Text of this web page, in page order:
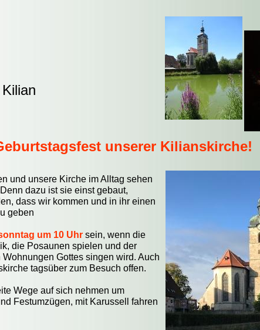
und unsere Kirche im Alltag sehen
dazu ist sie einst gebaut,
dass wir kommen und in ihr einen
geben
um 10 Uhr sein, wenn die
die Posaunen spielen und der
Gottes singen wird. Auch
tagsüber zum Besuch offen.
Wege auf sich nehmen um
Festumzügen, mit Karussell fahren
unserer Kilianskirche!